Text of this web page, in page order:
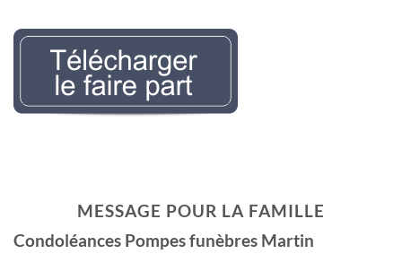
MESSAGE POUR LA FAMILLE
Condoléances Pompes funèbres Martin